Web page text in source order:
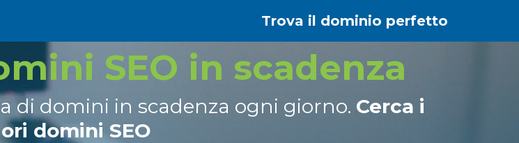
Trova il dominio perfetto
SEO in scadenza
di domini in scadenza ogni giorno. Cerca i
domini SEO